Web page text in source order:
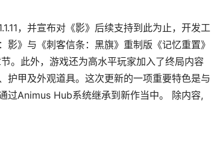
，并宣布对《影》后续支持到此为止，开发工
》与《刺客信条：黑旗》重制版《记忆重置》
。此外，游戏还为高水平玩家加入了终局内容
护甲及外观道具。这次更新的一项重要特色是与
过Animus Hub系统继承到新作当中。 除内容,